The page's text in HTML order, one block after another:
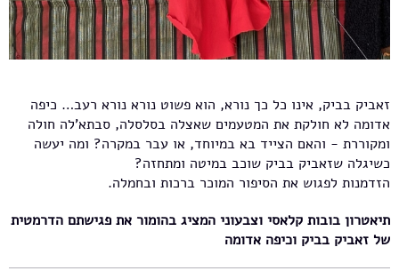
זאביק בביק, אינו כל כך נורא, הוא פשוט נורא נורא רעב… כיפה
אדומה לא חולקת את המטעמים שאצלה בסלסלה, סבתא'לה חולה
ומקוררת - והאם הצייד בא במיוחד, או עבר במקרה? ומה יעשה
כשיגלה שזאביק בביק שוכב במיטה ומתחזה?
הזדמנות לפגוש את הסיפור המוכר ברכות ובחמלה.
תיאטרון בובות קלאסי וצבעוני המציג בהומור את פגישתם הדרמטית
של זאביק בביק וכיפה אדומה